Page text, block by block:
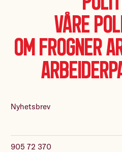
Våre
Om Frogner
905 72 370
Nyhetsbrev